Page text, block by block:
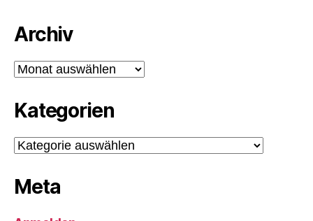
Archiv
Archiv
Kategorien
Kategorien
Meta